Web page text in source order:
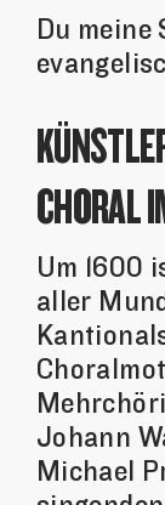
Du meine
CHORAL
Um 1600
aller
Johann
Michael